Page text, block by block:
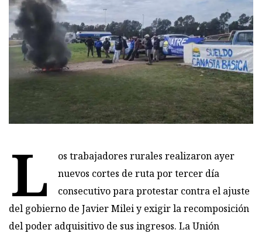
L
os trabajadores rurales realizaron ayer
nuevos cortes de ruta por tercer día
consecutivo para protestar contra el ajuste
del gobierno de Javier Milei y exigir la recomposición
del poder adquisitivo de sus ingresos. La Unión